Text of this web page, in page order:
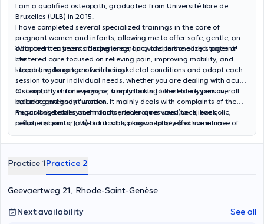
I am a qualified osteopath, graduated from Université libre de
Bruxelles (ULB) in 2015.
I have completed several specialized trainings in the care of
pregnant women and infants, allowing me to offer safe, gentle, and
adapted treatments during pregnancy and in the early stages of
life.
With over ten years of experience, I provide personalized, patient-
centered care focused on relieving pain, improving mobility, and
supporting long-term well-being.
I treat a wide range of musculoskeletal conditions and adapt each
session to your individual needs, whether you are dealing with acute
discomfort, chronic pain, or simply looking to enhance your overall
balance and body function.
Osteopathy is for everyone, from infants to the elderly person,
including pregnant women. It mainly deals with complaints of the
musculoskeletal system and peripheral nervous (neck, back,
peripheral joints, jaw) but it is also known to be effective in case of
Regarding babies and infants , techniques used to relieve colic,
reflux, discomfort, the torticollis, plagiocephaly and sometimes
Practice 1Practice 2
Geevaertweg 21, Rhode-Saint-Genèse
Next availability
See all